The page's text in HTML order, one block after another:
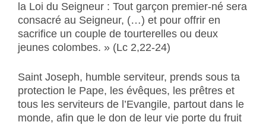
la Loi du Seigneur : Tout garçon premier-né sera
consacré au Seigneur, (…) et pour offrir en
sacrifice un couple de tourterelles ou deux
jeunes colombes. » (Lc 2,22-24)
Saint Joseph, humble serviteur, prends sous ta
protection le Pape, les évêques, les prêtres et
tous les serviteurs de l’Evangile, partout dans le
monde, afin que le don de leur vie porte du fruit